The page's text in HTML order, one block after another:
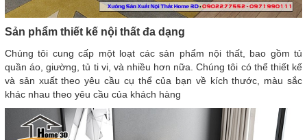
Sản phẩm thiết kế nội thất đa dạng
Chúng tôi cung cấp một loạt các sản phẩm nội thất, bao gồm tủ
quần áo, giường, tủ ti vi, và nhiều hơn nữa. Chúng tôi có thể thiết kế
và sản xuất theo yêu cầu cụ thể của bạn về kích thước, màu sắc
khác nhau theo yêu cầu của khách hàng